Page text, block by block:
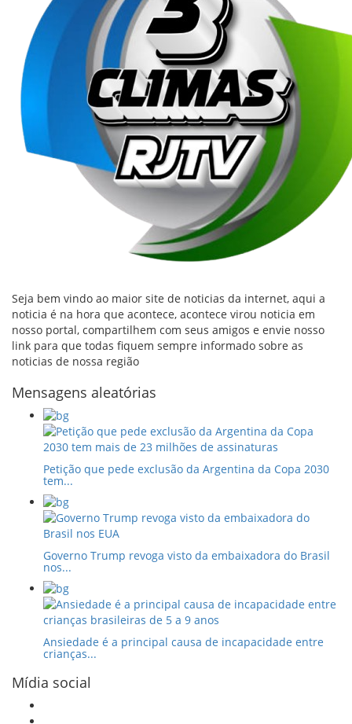
Seja bem vindo ao maior site de noticias da internet, aqui a
noticia é na hora que acontece, acontece virou noticia em
nosso portal, compartilhem com seus amigos e envie nosso
link para que todas fiquem sempre informado sobre as
noticias de nossa região
Mensagens aleatórias
Petição que pede exclusão da Argentina da Copa 2030
tem...
Governo Trump revoga visto da embaixadora do Brasil
nos...
Ansiedade é a principal causa de incapacidade entre
crianças...
Mídia social